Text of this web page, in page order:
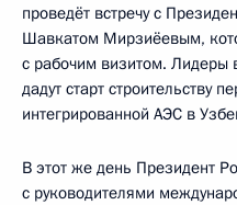
проведёт встречу с
Шавкатом Мирзиёевым,
с рабочим визитом.
дадут старт строительству
интегрированной АЭС в
В этот же день Президент
с руководителями